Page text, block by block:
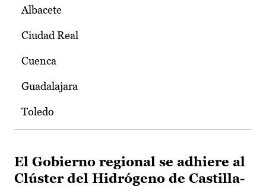
Albacete
Ciudad Real
Cuenca
Guadalajara
Toledo
El Gobierno regional se adhiere al
Clúster del Hidrógeno de Castilla-